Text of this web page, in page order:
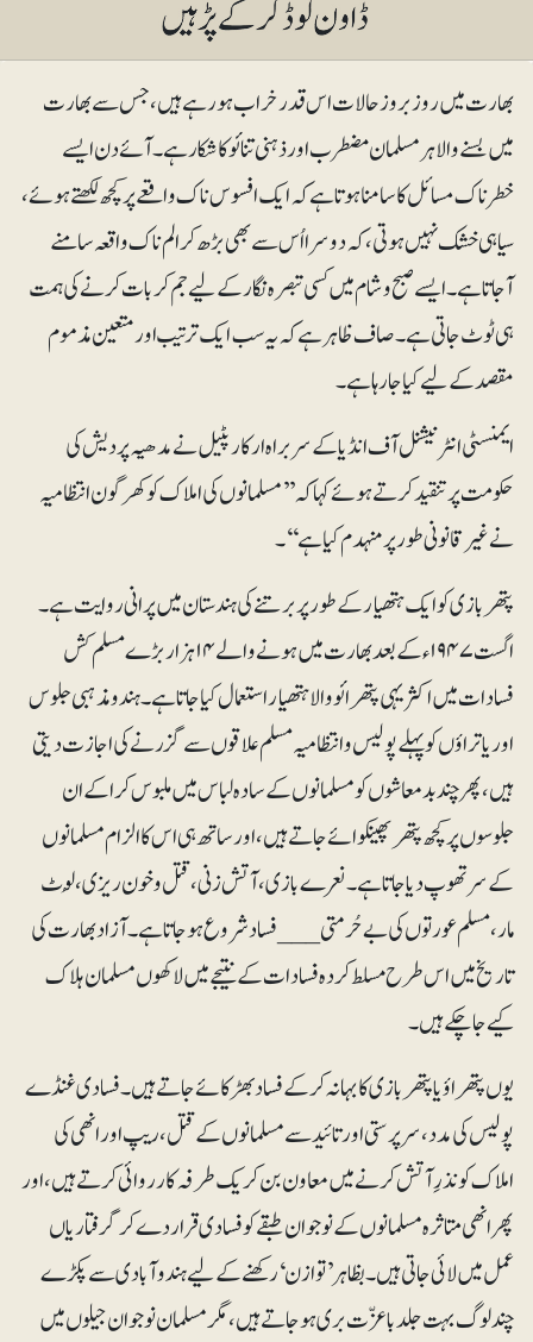
بھارت میں روز بروز حالات اس قدر خراب ہو رہے ہیں، جس سے بھارت
میں بسنے والا ہرمسلمان مضطرب اور ذہنی تنائو کا شکار ہے۔ آئے دن ایسے
خطرناک مسائل کا سامنا ہوتا ہے کہ ایک افسوس ناک واقعے پر کچھ لکھتے ہوئے،
سیاہی خشک نہیں ہوتی، کہ دوسرا اُس سے بھی بڑھ کر الم ناک واقعہ سامنے
آجاتا ہے۔ ایسے صبح و شام میں کسی تبصرہ نگار کے لیے جم کر بات کرنے کی ہمت
ہی ٹوٹ جاتی ہے۔ صاف ظاہر ہے کہ یہ سب ایک ترتیب اور متعین مذموم
مقصد کے لیے کیا جارہا ہے۔
ایمنسٹی انٹرنیشنل آف انڈیا کے سربراہ ارکار پٹیل نے مدھیہ پردیش کی
حکومت پر تنقید کرتے ہوئے کہا کہ ’’مسلمانوں کی املاک کو کھرگون انتظامیہ
نےغیر قانونی طور پر منہدم کیا ہے‘‘۔
پتھر بازی کو ایک ہتھیار کے طور پر برتنے کی ہندستان میں پرانی روایت ہے۔
اگست ۱۹۴۷ء کے بعد بھارت میں ہونے والے ۱۴ ہزار بڑے مسلم کش
فسادات میں اکثر یہی پتھرائو والا ہتھیار استعمال کیا جاتا ہے۔ ہندو مذہبی جلوس
اور یاتراؤں کو پہلے پولیس و انتظامیہ مسلم علاقوں سے گزرنے کی اجازت دیتی
ہیں، پھر چند بدمعاشوں کو مسلمانوں کےسادہ لباس میں ملبوس کرا کے ان
جلوسوں پر کچھ پتھر پھینکوائے جاتے ہیں، اور ساتھ ہی اس کا الزام مسلمانوں
کے سر تھوپ دیا جاتا ہے ۔ نعرے بازی ، آتش زنی، قتل و خون ریزی، لُوٹ
مار، مسلم عورتوں کی بے حُرمتی___ فساد شروع ہوجاتا ہے ۔ آزاد بھارت کی
تاریخ میں اس طرح مسلط کردہ فسادات کے نتیجے میں لاکھوں مسلمان ہلاک
کیے جاچکے ہیں۔
یوں پتھراؤ یا پتھر بازی کا بہانہ کرکےفساد بھڑکائے جاتے ہیں ۔ فسادی غنڈے
پولیس کی مدد، سرپرستی اور تائید سےمسلمانوں کے قتل، ریپ اور انھی کی
املاک کو نذرِ آتش کرنے میں معاون بن کر یک طرفہ کارروائی کرتے ہیں، اور
پھر انھی متاثرہ مسلمانوں کے نوجوان طبقے کو فسادی قرار دے کر گرفتاریاں
عمل میں لائی جاتی ہیں۔ بظاہر ’توازن‘ رکھنے کے لیے ہندو آبادی سے پکڑے
چند لوگ بہت جلد باعزّت بری ہوجاتے ہیں، مگر مسلمان نوجوان جیلوں میں